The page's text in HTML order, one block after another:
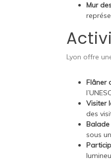
Mur
Lyon offre
Flâner
Visiter
des
sous